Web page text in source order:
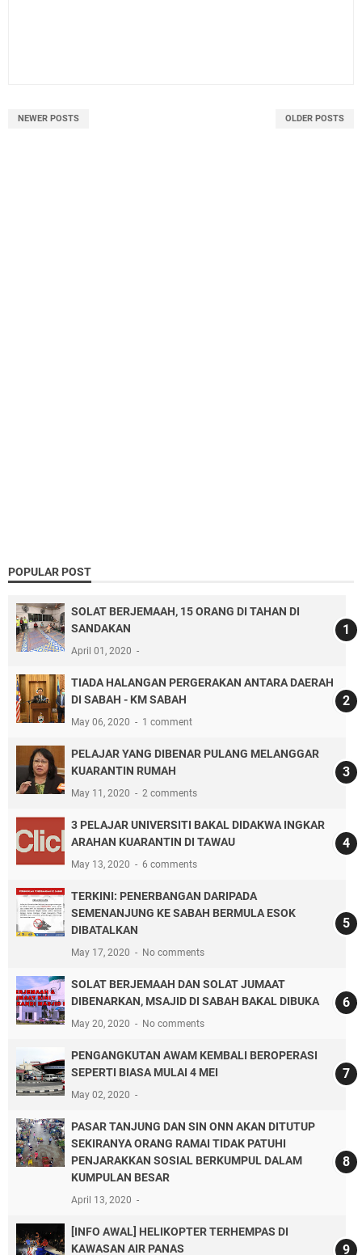
NEWER POSTS OLDER POSTS
POPULAR POST
SOLAT BERJEMAAH, 15 ORANG DI TAHAN DI
SANDAKAN
April 01, 2020
TIADA HALANGAN PERGERAKAN ANTARA DAERAH
DI SABAH - KM SABAH
May 06, 2020 1 comment
PELAJAR YANG DIBENAR PULANG MELANGGAR
KUARANTIN RUMAH
May 11, 2020 2 comments
3 PELAJAR UNIVERSITI BAKAL DIDAKWA INGKAR
ARAHAN KUARANTIN DI TAWAU
May 13, 2020 6 comments
TERKINI: PENERBANGAN DARIPADA
SEMENANJUNG KE SABAH BERMULA ESOK
DIBATALKAN
May 17, 2020 No comments
SOLAT BERJEMAAH DAN SOLAT JUMAAT
DIBENARKAN, MSAJID DI SABAH BAKAL DIBUKA
May 20, 2020 No comments
PENGANGKUTAN AWAM KEMBALI BEROPERASI
SEPERTI BIASA MULAI 4 MEI
May 02, 2020
PASAR TANJUNG DAN SIN ONN AKAN DITUTUP
SEKIRANYA ORANG RAMAI TIDAK PATUHI
PENJARAKKAN SOSIAL BERKUMPUL DALAM
KUMPULAN BESAR
April 13, 2020
[INFO AWAL] HELIKOPTER TERHEMPAS DI
KAWASAN AIR PANAS